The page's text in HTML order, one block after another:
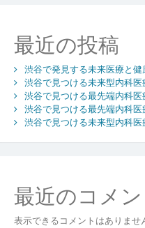
ョ
ン
最近の投稿
渋谷で発見する未来医療と
渋谷で見つける未来型内科
渋谷で見つける最先端内科
渋谷で見つける最先端内科
渋谷で見つける未来型内科
最近のコメン
表示できるコメントはありませ